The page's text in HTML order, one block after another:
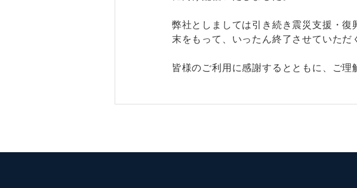
弊社としましては引き続き震災支援・
末をもって、いったん終了させていただ
皆様のご利用に感謝するとともに、ご理
English